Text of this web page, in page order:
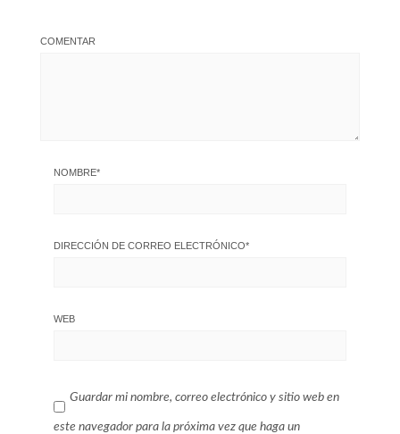
COMENTAR
NOMBRE*
DIRECCIÓN DE CORREO ELECTRÓNICO*
WEB
Guardar mi nombre, correo electrónico y sitio web en
este navegador para la próxima vez que haga un